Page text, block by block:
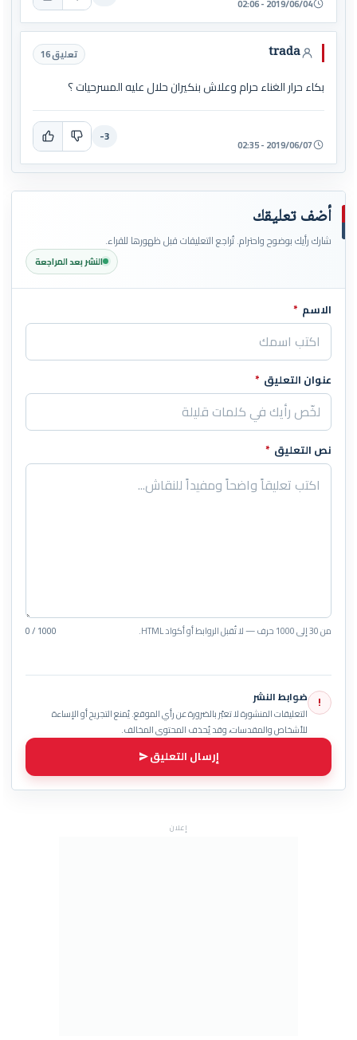
2019/06/04 - 02:06
trada تعليق 16
بكاء حرار الغناء حرام وعلاش بنكيران حلال عليه المسرحيات ؟
2019/06/07 - 02:35
-3
أضف تعليقك
شارك رأيك بوضوح واحترام. تُراجع التعليقات قبل ظهورها للقراء.
النشر بعد المراجعة
اترك هذا الحقل فارغاً
الاسم *
عنوان التعليق *
نص التعليق *
من 30 إلى 1000 حرف — لا تُقبل الروابط أو أكواد HTML. 0 / 1000
! ضوابط النشر
التعليقات المنشورة لا تعبّر بالضرورة عن رأي الموقع. يُمنع التجريح أو الإساءة
للأشخاص والمقدسات، وقد يُحذف المحتوى المخالف.
إرسال التعليق
إعلان